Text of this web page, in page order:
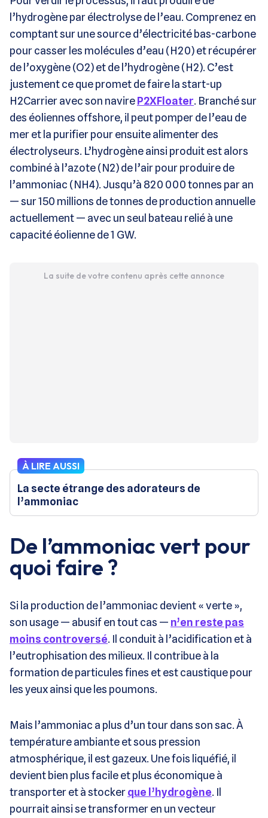
l’hydrogène par électrolyse de l’eau. Comprenez en
comptant sur une source d’électricité bas-carbone
pour casser les molécules d’eau (H20) et récupérer
de l’oxygène (O2) et de l’hydrogène (H2). C’est
justement ce que promet de faire la start-up
H2Carrier avec son navireP2XFloater. Branché sur
des éoliennes offshore, il peut pomper de l’eau de
mer et la purifier pour ensuite alimenter des
électrolyseurs. L’hydrogène ainsi produit est alors
combiné à l’azote (N2) de l’air pour produire de
l’ammoniac (NH4). Jusqu’à 820 000 tonnes par an
— sur 150 millions de tonnes de production annuelle
actuellement — avec un seul bateau relié à une
capacité éolienne de 1 GW.
La suite de votre contenu après cette annonce
À LIRE AUSSI
La secte étrange des adorateurs de
l’ammoniac
De l’ammoniac vert pour
quoi faire ?
Si la production de l’ammoniac devient « verte »,
son usage — abusif en tout cas — n’en reste pas
moins controversé. Il conduit à l’acidification et à
l’eutrophisation des milieux. Il contribue à la
formation de particules fines et est caustique pour
les yeux ainsi que les poumons.
Mais l’ammoniac a plus d’un tour dans son sac. À
température ambiante et sous pression
atmosphérique, il est gazeux. Une fois liquéfié, il
devient bien plus facile et plus économique à
transporter et à stockerque l’hydrogène. Il
pourrait ainsi se transformer en un vecteur